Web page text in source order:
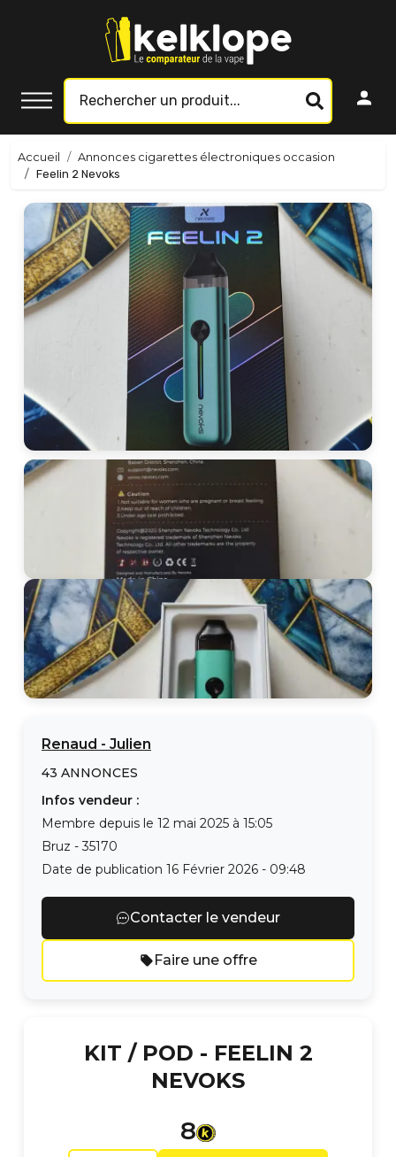
Accueil
Annonces cigarettes électroniques occasion
Feelin 2 Nevoks
Renaud - Julien
43 ANNONCES
Infos vendeur :
Membre depuis le 12 mai 2025 à 15:05
Bruz -35170
Date de publication 16 Février 2026 - 09:48
Contacter le vendeur
Faire une offre
KIT / POD - FEELIN 2
NEVOKS
8